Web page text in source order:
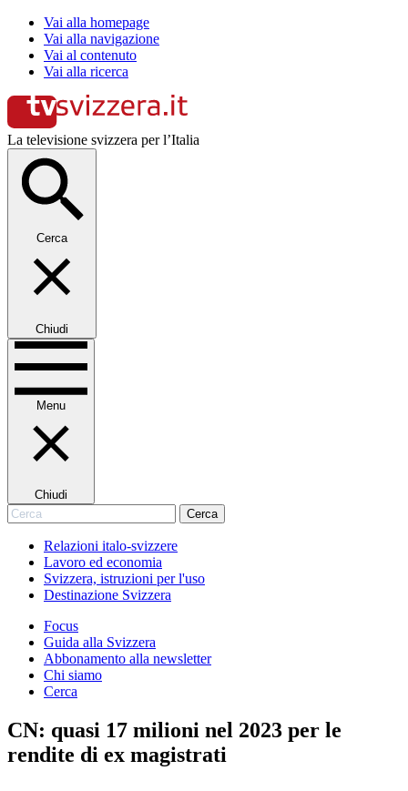
Vai alla homepage
Vai alla navigazione
Vai al contenuto
Vai alla ricerca
La televisione svizzera per l’Italia
Cerca
Chiudi
Menu
Chiudi
Cerca Cerca
Relazioni italo-svizzere
Lavoro ed economia
Svizzera, istruzioni per l'uso
Destinazione Svizzera
Focus
Guida alla Svizzera
Abbonamento alla newsletter
Chi siamo
Cerca
CN: quasi 17 milioni nel 2023 per le
rendite di ex magistrati